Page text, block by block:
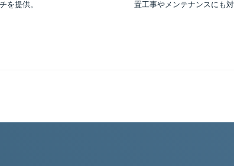
置工事やメンテナンスにも対応。